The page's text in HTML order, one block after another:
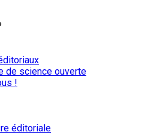
de science ouverte
!
éditoriale